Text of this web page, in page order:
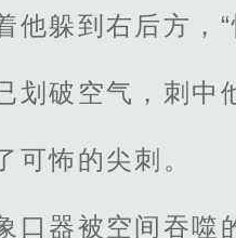
他躲到右后方，“
划破空气，刺中
可怖的尖刺。
口器被空间吞噬